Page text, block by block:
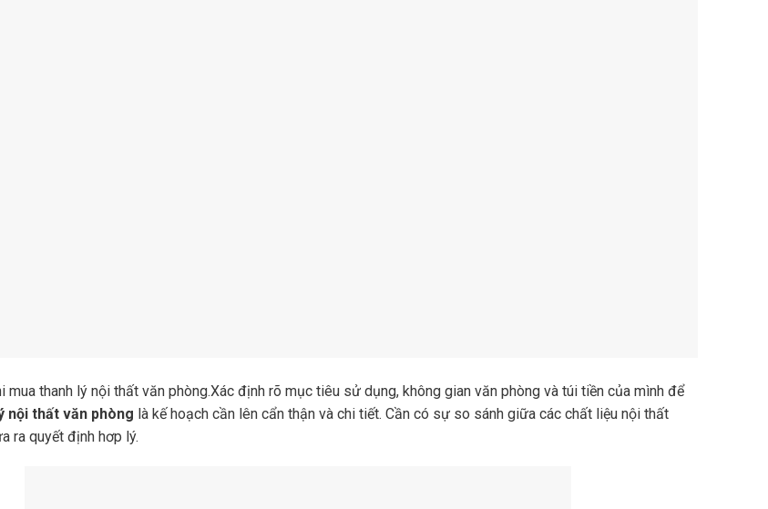
mua thanh lý nội thất văn phòng.Xác định rõ mục tiêu sử dụng, không gian văn phòng và túi tiền của mình để
nội thất văn phòng là kế hoạch cần lên cẩn thận và chi tiết. Cần có sự so sánh giữa các chất liệu nội thất
ra quyết định hơp lý.